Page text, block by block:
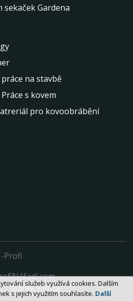
sekaček Gardena
na stavbě
s kovem
pro kovoobrábění
Profi
Marek Kebza
služeb využívá cookies. Dalším
s jejich využitím souhlasíte. Další